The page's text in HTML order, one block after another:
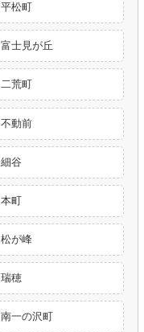
平松町
富士見が丘
二荒町
不動前
細谷
本町
松が峰
瑞穂
南一の沢町